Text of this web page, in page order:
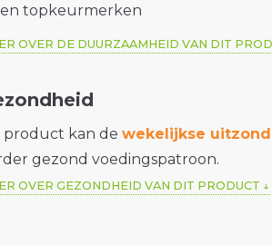
topkeurmerken
OVER DE DUURZAAMHEID VAN DIT
product kan dewekelijkse
gezond voedingspatroon.
OVER GEZONDHEID VAN DIT PRODUCT